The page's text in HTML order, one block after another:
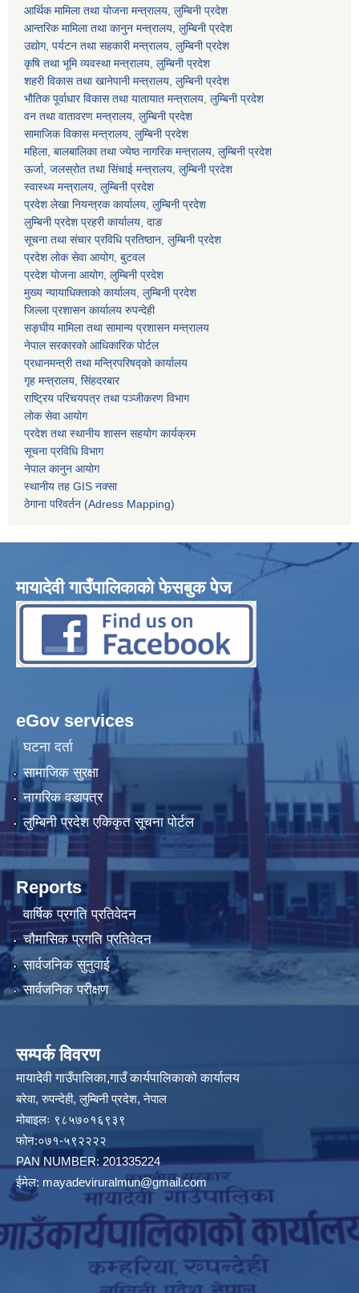
आर्थिक मामिला तथा योजना मन्त्रालय, लुम्बिनी प्रदेश
आन्तरिक मामिला तथा कानुन मन्त्रालय, लुम्बिनी प्रदेश
उद्योग, पर्यटन तथा सहकारी मन्त्रालय, लुम्बिनी प्रदेश
कृषि तथा भूमि व्यवस्था मन्त्रालय, लुम्बिनी प्रदेश
शहरी विकास तथा खानेपानी मन्त्रालय, लुम्बिनी प्रदेश
भौतिक पूर्वाधार विकास तथा यातायात मन्त्रालय, लुम्बिनी प्रदेश
वन तथा वातावरण मन्त्रालय, लुम्बिनी प्रदेश
सामाजिक विकास मन्त्रालय, लुम्बिनी प्रदेश
महिला, बालबालिका तथा ज्येष्ठ नागरिक मन्त्रालय, लुम्बिनी प्रदेश
ऊर्जा, जलस्रोत तथा सिंचाई मन्त्रालय, लुम्बिनी प्रदेश
स्वास्थ्य मन्त्रालय, लुम्बिनी प्रदेश
प्रदेश लेखा नियन्त्रक कार्यालय, लुम्बिनी प्रदेश
लुम्बिनी प्रदेश प्रहरी कार्यालय, दाङ
सूचना तथा संचार प्रविधि प्रतिष्ठान, लुम्बिनी प्रदेश
प्रदेश लोक सेवा आयोग, बुटवल
प्रदेश योजना आयोग, लुम्बिनी प्रदेश
मुख्य न्यायाधिक्ताको कार्यालय, लुम्बिनी प्रदेश
जिल्ला प्रशासन कार्यालय रुपन्देही
सङ्घीय मामिला तथा सामान्य प्रशासन मन्त्रालय
नेपाल सरकारको आधिकारिक पोर्टल
प्रधानमन्त्री तथा मन्त्रिपरिषद्को कार्यालय
गृह मन्त्रालय, सिंहदरबार
राष्ट्रिय परिचयपत्र तथा पञ्जीकरण विभाग
लोक सेवा आयोग
प्रदेश तथा स्थानीय शासन सहयोग कार्यक्रम
सूचना प्रविधि विभाग
नेपाल कानुन आयोग
स्थानीय तह GIS नक्सा
ठेगाना परिवर्तन (Adress Mapping)
मायादेवी गाउँपालिकाको फेसबुक पेज
eGov services
घटना दर्ता
सामाजिक सुरक्षा
नागरिक वडापत्र
लुम्बिनी प्रदेश एकिकृत सूचना पोर्टल
Reports
वार्षिक प्रगति प्रतिवेदन
चौमासिक प्रगति प्रतिवेदन
सार्वजनिक सुनुवाई
सार्वजनिक परीक्षण
सम्पर्क विवरण
मायादेवी गाउँपालिका,गाउँ कार्यपालिकाको कार्यालय
बरेवा, रुपन्देही, लुम्बिनी प्रदेश, नेपाल
मोबाइलः ९८५७०१६९३९
फोन:०७१-५९२२२२
PAN NUMBER: 201335224
ईमेल: mayadeviruralmun@gmail.com